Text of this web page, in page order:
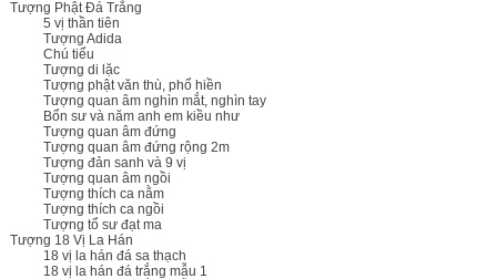
Tượng Phật Đá Trắng
5 vị thần tiên
Tượng Adida
Chú tiểu
Tượng di lặc
Tượng phật văn thù, phổ hiền
Tượng quan âm nghìn mắt, nghìn tay
Bổn sư và năm anh em kiều như
Tượng quan âm đứng
Tượng quan âm đứng rộng 2m
Tượng đản sanh và 9 vị
Tượng quan âm ngồi
Tượng thích ca nằm
Tượng thích ca ngồi
Tượng tổ sư đạt ma
Tượng 18 Vị La Hán
18 vị la hán đá sa thạch
18 vị la hán đá trắng mẫu 1